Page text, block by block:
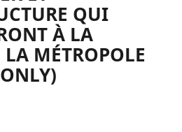
QUI
À LA
LA MÉTROPOLE